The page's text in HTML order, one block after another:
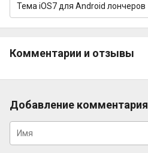
Тема iOS7 для Android лончеров
Комментарии и отзывы
Добавление комментария